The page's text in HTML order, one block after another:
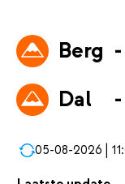
Berg
Dal
05-08-2026 |